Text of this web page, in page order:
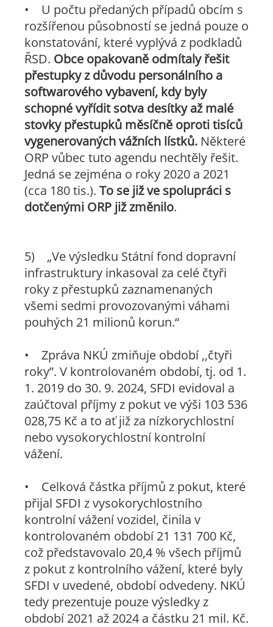
• U počtu předaných případů obcím s
rozšířenou působností se jedná pouze o
konstatování, které vyplývá z podkladů
ŘSD. Obce opakovaně odmítaly řešit
přestupky z důvodu personálního a
softwarového vybavení, kdy byly
schopné vyřídit sotva desítky až malé
stovky přestupků měsíčně oproti tisíců
vygenerovaných vážních lístků. Některé
ORP vůbec tuto agendu nechtěly řešit.
Jedná se zejména o roky 2020 a 2021
(cca 180 tis.). To se již ve spolupráci s
dotčenými ORP již změnilo.
5) „Ve výsledku Státní fond dopravní
infrastruktury inkasoval za celé čtyři
roky z přestupků zaznamenaných
všemi sedmi provozovanými váhami
pouhých 21 milionů korun.“
• Zpráva NKÚ zmiňuje období ,,čtyři
roky”. V kontrolovaném období, tj. od 1.
1. 2019 do 30. 9. 2024, SFDI evidoval a
zaúčtoval příjmy z pokut ve výši 103 536
028,75 Kč a to ať již za nízkorychlostní
nebo vysokorychlostní kontrolní
vážení.
• Celková částka příjmů z pokut, které
přijal SFDI z vysokorychlostního
kontrolní vážení vozidel, činila v
kontrolovaném období 21 131 700 Kč,
což představovalo 20,4 % všech příjmů
z pokut z kontrolního vážení, které byly
SFDI v uvedené, období odvedeny. NKÚ
tedy prezentuje pouze výsledky z
období 2021 až 2024 a částku 21 mil. Kč.